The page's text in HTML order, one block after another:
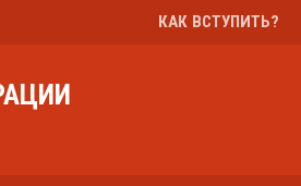
КАК ВСТУПИТЬ?